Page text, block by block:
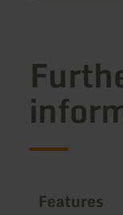
Features